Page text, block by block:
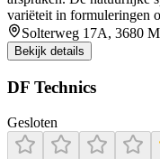
variëteit in formuleringen
Solterweg 17A, 3680
Bekijk details
DF Technics
Gesloten